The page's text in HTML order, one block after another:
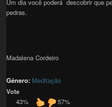
Um dia você poderá descobrir que
pedras.
Madalena Cordeiro
Género: Meditação
Vote
43%
57%